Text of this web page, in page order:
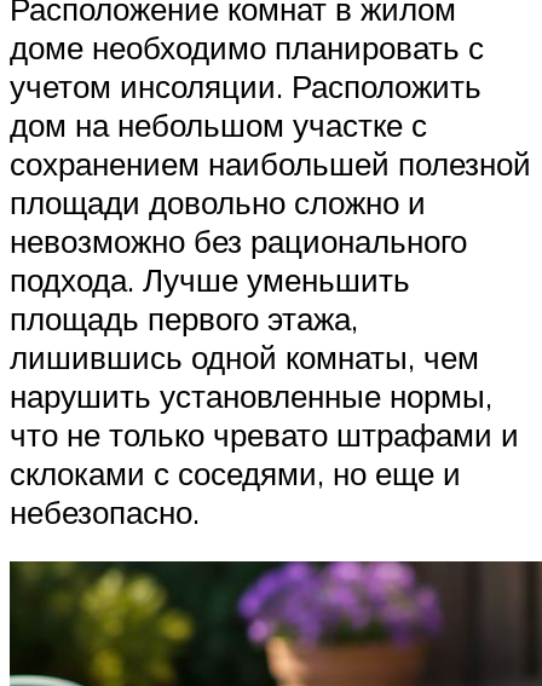
Расположение комнат в жилом
доме необходимо планировать с
учетом инсоляции. Расположить
дом на небольшом участке с
сохранением наибольшей полезной
площади довольно сложно и
невозможно без рационального
подхода. Лучше уменьшить
площадь первого этажа,
лишившись одной комнаты, чем
нарушить установленные нормы,
что не только чревато штрафами и
склоками с соседями, но еще и
небезопасно.